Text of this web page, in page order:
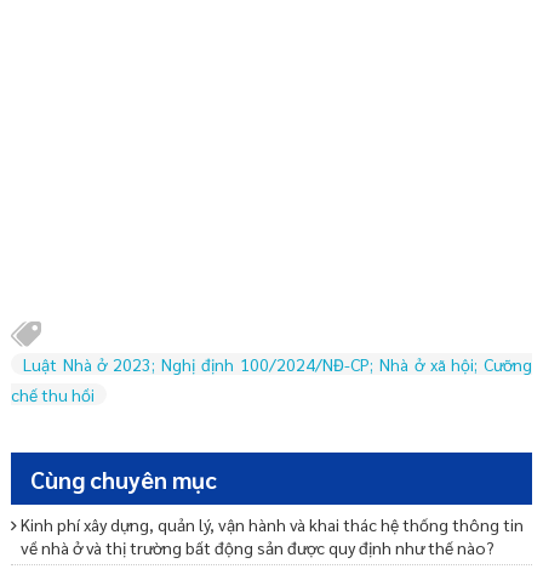
Luật Nhà ở 2023; Nghị định 100/2024/NĐ-CP; Nhà ở xã hội; Cưỡng
chế thu hồi
Cùng chuyên mục
Kinh phí xây dựng, quản lý, vận hành và khai thác hệ thống thông tin
về nhà ở và thị trường bất động sản được quy định như thế nào?